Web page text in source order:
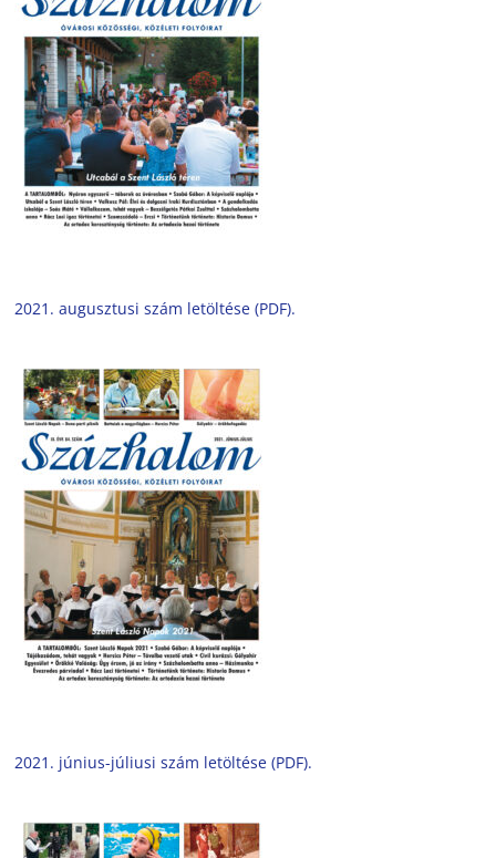
2021. augusztusi szám letöltése (PDF).
2021. június-júliusi szám letöltése (PDF).